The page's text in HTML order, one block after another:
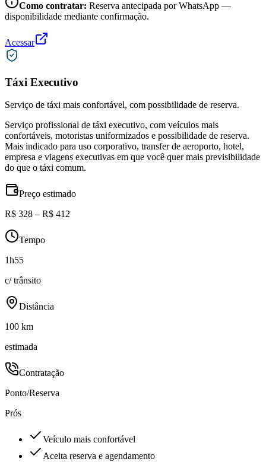
Como contratar: Reserva antecipada por WhatsApp —
disponibilidade mediante confirmação.
Acessar
Táxi Executivo
Serviço de táxi mais confortável, com possibilidade de reserva.
Serviço profissional de táxi executivo, com veículos mais
confortáveis, motoristas uniformizados e possibilidade de reserva.
Mais indicado para uso corporativo, transfer de aeroporto, hotel,
empresa e viagens executivas em que você quer mais previsibilidade
do que o táxi comum.
Preço estimado
R$ 328 – R$ 412
Tempo
1h55
c/ trânsito
Distância
100 km
estimada
Contratação
Ponto/Reserva
Prós
Veículo mais confortável
Aceita reserva e agendamento